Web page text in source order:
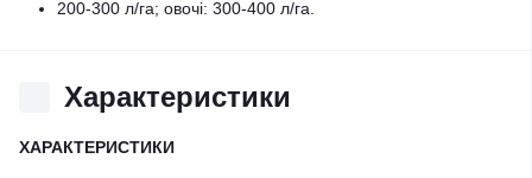
200-300 л/га; овочі: 300-400 л/га.
Характеристики
ХАРАКТЕРИСТИКИ